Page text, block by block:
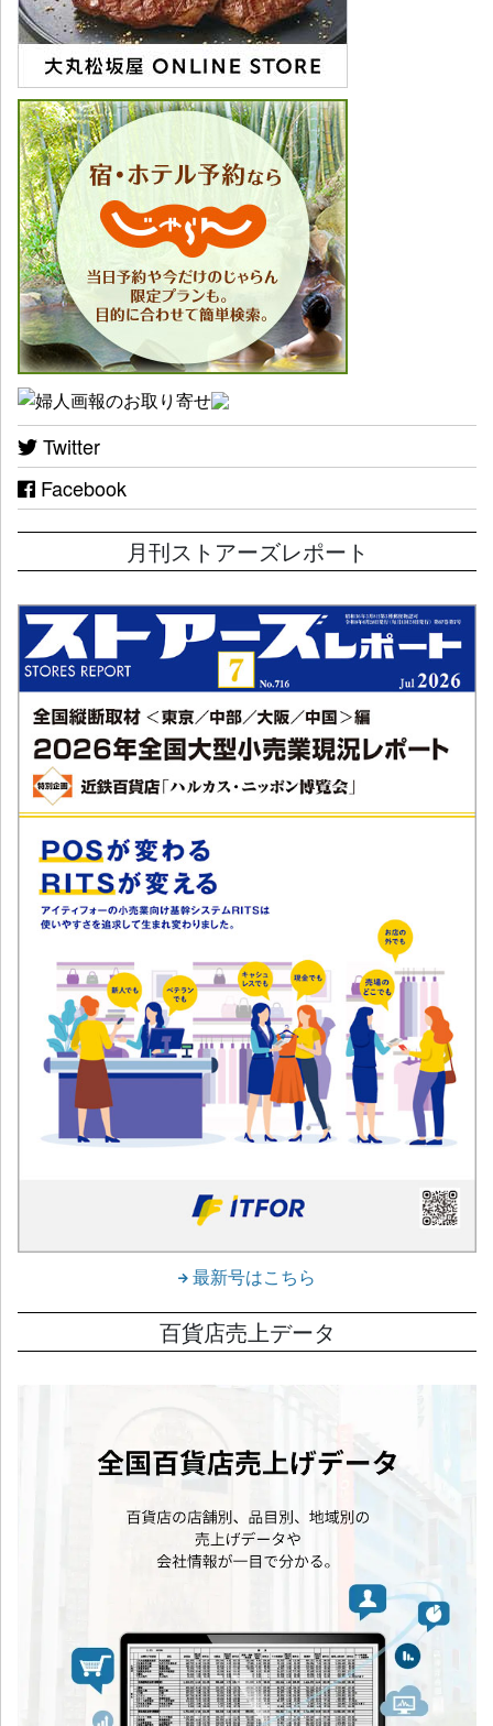
Twitter
Facebook
月刊ストアーズレポート
最新号はこちら
百貨店売上データ